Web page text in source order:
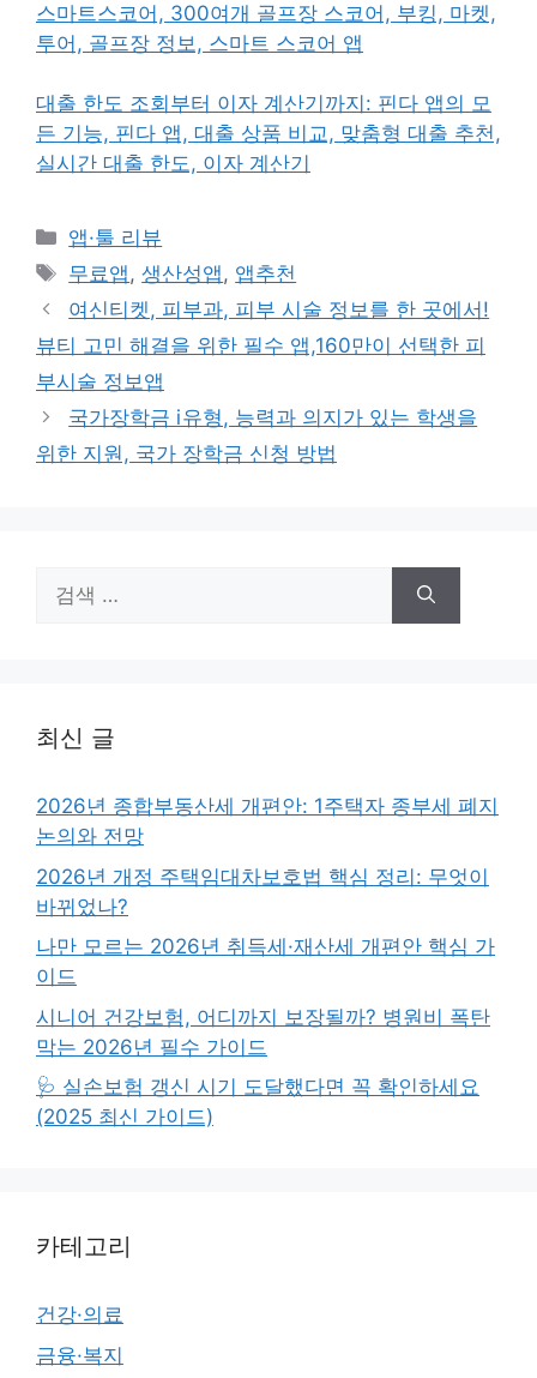
스마트스코어, 300여개 골프장 스코어, 부킹, 마켓,
투어, 골프장 정보, 스마트 스코어 앱
대출 한도 조회부터 이자 계산기까지: 핀다 앱의 모
든 기능, 핀다 앱, 대출 상품 비교, 맞춤형 대출 추천,
실시간 대출 한도, 이자 계산기
카
테
리
앱·툴 리뷰
태
그
무료앱,생산성앱, 앱추천
여신티켓, 피부과, 피부 시술 정보를 한 곳에서!
뷰티 고민 해결을 위한 필수 앱,160만이 선택한 피
부시술 정보앱
국가장학금 ⅰ유형, 능력과 의지가 있는 학생을
위한 지원, 국가 장학금 신청 방법
색:
최신 글
2026년 종합부동산세 개편안: 1주택자 종부세 폐지
논의와 전망
2026년 개정 주택임대차보호법 핵심 정리: 무엇이
바뀌었나?
나만 모르는 2026년 취득세·재산세 개편안 핵심 가
이드
시니어 건강보험, 어디까지 보장될까? 병원비 폭탄
막는 2026년 필수 가이드
🩺 실손보험 갱신 시기 도달했다면 꼭 확인하세요
(2025 최신 가이드)
카테고리
건강·의료
금융·복지